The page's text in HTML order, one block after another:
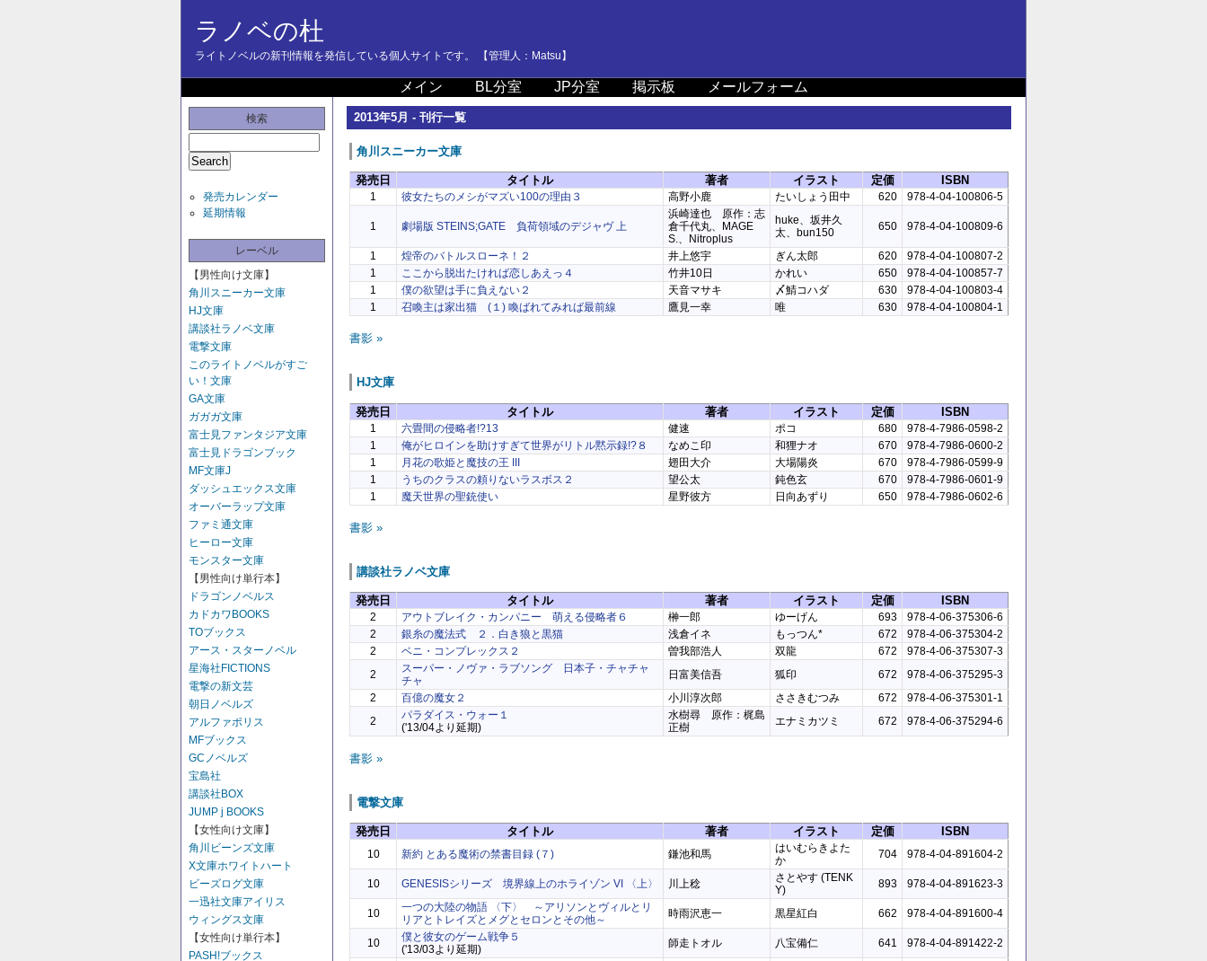
ラノベの杜
ライトノベルの新刊情報を発信している個人サイトです。 【管理人：Matsu】
メイン BL分室 JP分室 掲示板 メールフォーム
検索
発売カレンダー
延期情報
レーベル
【男性向け文庫】
角川スニーカー文庫
HJ文庫
講談社ラノベ文庫
電撃文庫
このライトノベルがすご
い！文庫
GA文庫
ガガガ文庫
富士見ファンタジア文庫
富士見ドラゴンブック
MF文庫J
ダッシュエックス文庫
オーバーラップ文庫
ファミ通文庫
ヒーロー文庫
モンスター文庫
【男性向け単行本】
ドラゴンノベルス
カドカワBOOKS
TOブックス
アース・スターノベル
星海社FICTIONS
電撃の新文芸
朝日ノベルズ
アルファポリス
MFブックス
GCノベルズ
宝島社
講談社BOX
JUMP j BOOKS
【女性向け文庫】
角川ビーンズ文庫
X文庫ホワイトハート
ビーズログ文庫
一迅社文庫アイリス
ウィングス文庫
【女性向け単行本】
PASH!ブックス
2013年5月 - 刊行一覧
角川スニーカー文庫
発売日 タイトル 著者 イラスト 定価 ISBN
1 彼女たちのメシがマズい100の理由３ 高野小鹿 たいしょう田中 620 978-4-04-100806-5
1 劇場版 STEINS;GATE 負荷領域のデジャヴ 上
浜崎達也 原作：志
倉千代丸、MAGE
S.、Nitroplus
huke、坂井久
太、bun150
650 978-4-04-100809-6
1 煌帝のバトルスローネ！２ 井上悠宇 ぎん太郎 620
978-4-04-100807-2
1
ここから脱出たければ恋しあえっ４ 竹井10日 かれい 650
978-4-04-100857-7
1
僕の欲望は手に負えない２ 天音マサキ 〆鯖コハダ 630
978-4-04-100803-4
1
召喚主は家出猫 (１) 喚ばれてみれば最前線 鷹見一幸 唯 630 978-4-04-100804-1
書影 »
HJ文庫
発売日 タイトル 著者 イラスト 定価 ISBN
1 六畳間の侵略者!?13 健速 ポコ 680
978-4-7986-0598-2
1
俺がヒロインを助けすぎて世界がリトル黙示録!?８ なめこ印 和狸ナオ 670
978-4-7986-0600-2
1
月花の歌姫と魔技の王 III 翅田大介 大場陽炎 670
978-4-7986-0599-9
1
うちのクラスの頼りないラスボス２ 望公太 鈍色玄 670
978-4-7986-0601-9
1
魔天世界の聖銃使い 星野彼方 日向あずり 650 978-4-7986-0602-6
書影 »
講談社ラノベ文庫
発売日 タイトル 著者 イラスト 定価 ISBN
2 アウトブレイク・カンパニー 萌える侵略者６ 榊一郎 ゆーげん 693
978-4-06-375306-6
2
銀糸の魔法式 ２．白き狼と黒猫 浅倉イネ もっつん* 672
978-4-06-375304-2
2
ベニ・コンプレックス２ 曽我部浩人 双龍 672
978-4-06-375307-3
2
スーパー・ノヴァ・ラブソング 日本子・チャチャ
チャ
日富美信吾 狐印 672
978-4-06-375295-3
2
百億の魔女２ 小川淳次郎 ささきむつみ 672
978-4-06-375301-1
2
パラダイス・ウォー１
('13/04より延期)
水樹尋 原作：梶島
正樹
エナミカツミ 672 978-4-06-375294-6
書影 »
電撃文庫
発売日 タイトル 著者 イラスト 定価 ISBN
10 新約 とある魔術の禁書目録 (７) 鎌池和馬
はいむらきよた
か
704 978-4-04-891604-2
10 GENESISシリーズ 境界線上のホライゾン VI 〈上〉 川上稔
さとやす (TENK
Y)
893 978-4-04-891623-3
10
一つの大陸の物語 〈下〉 ～アリソンとヴィルとリ
リアとトレイズとメグとセロンとその他～
時雨沢恵一 黒星紅白 662 978-4-04-891600-4
10
僕と彼女のゲーム戦争５
('13/03より延期)
師走トオル 八宝備仁 641
978-4-04-891422-2